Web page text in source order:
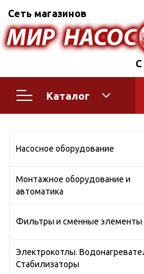
Сеть магазинов
С
Каталог
Поверхностные насосы
Горизонтальные
многоступенчатые
многоступенчатые
моноблочные
Насосное оборудование
Монтажное оборудование и
автоматика
Фильтры и сменные элементы
Электрокотлы.
Стабилизаторы